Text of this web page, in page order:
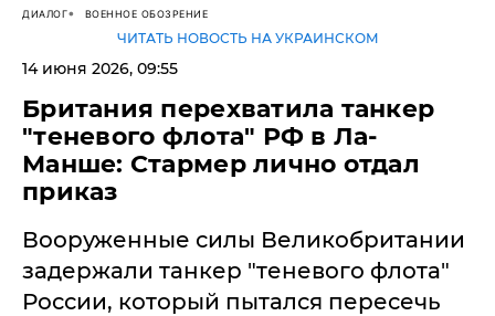
ДИАЛОГ ВОЕННОЕ ОБОЗРЕНИЕ
ЧИТАТЬ НОВОСТЬ НА УКРАИНСКОМ
14 июня 2026, 09:55
​Британия перехватила танкер
"теневого флота" РФ в Ла-
Манше: Стармер лично отдал
приказ
Вооруженные силы Великобритании
задержали танкер "теневого флота"
России, который пытался пересечь